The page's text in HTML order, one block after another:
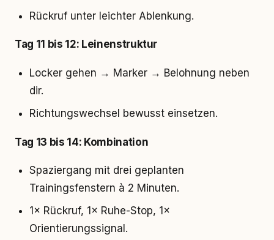
Rückruf unter leichter Ablenkung.
Tag 11 bis 12: Leinenstruktur
Locker gehen → Marker → Belohnung neben
dir.
Richtungswechsel bewusst einsetzen.
Tag 13 bis 14: Kombination
Spaziergang mit drei geplanten
Trainingsfenstern à 2 Minuten.
1× Rückruf, 1× Ruhe-Stop, 1×
Orientierungssignal.